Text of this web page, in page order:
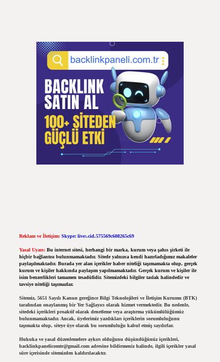
Reklam ve İletişim: Skype: live:.cid.575569c608265c69
Yasal Uyarı: Bu internet sitesi, herhangi bir marka, kurum veya şahıs şirketi ile
hiçbir bağlantısı bulunmamaktadır. Sitede yalnızca kendi hazırladığımız makaleler
paylaşılmaktadır. Burada yer alan içerikler haber niteliği taşımamakta olup, gerçek
kurum ve kişiler hakkında paylaşım yapılmamaktadır. Gerçek kurum ve kişiler ile
isim benzerlikleri tamamen tesadüfidir. Sitemizdeki bilgiler taslak halindedir ve
tavsiye niteliği taşımazlar.
Sitemiz, 5651 Sayılı Kanun gereğince Bilgi Teknolojileri ve İletişim Kurumu (BTK)
tarafından onaylanmış bir Yer Sağlayıcı olarak hizmet vermektedir. Bu nedenle,
sitedeki içerikleri proaktif olarak denetleme veya araştırma yükümlülüğümüz
bulunmamaktadır. Ancak, üyelerimiz yazdıkları içeriklerin sorumluluğunu
taşımakta olup, siteye üye olarak bu sorumluluğu kabul etmiş sayılırlar.
Hukuka ve yasal düzenlemelere aykırı olduğunu düşündüğünüz içerikleri,
backlinkpanelicomtr@gmail.comadresine bildirmeniz halinde, ilgili içerikler yasal
süre içerisinde sitemizden kaldırılacaktır.